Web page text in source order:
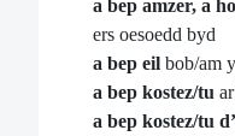
a bep amzer, a
ers oesoedd byd
a bep eil bob/am
a bep kostez/tu
a bep kostez/tu